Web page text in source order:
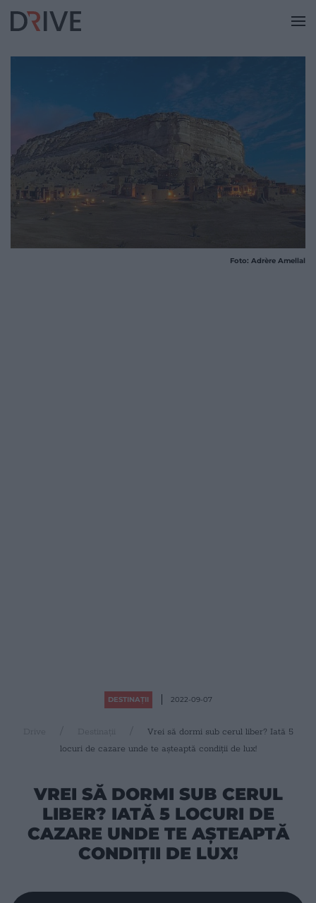
Foto: Adrère Amellal
DESTINAȚII 2022-09-07
Drive
Vrei să dormi sub cerul liber? Iată 5
locuri de cazare unde te așteaptă condiții de lux!
VREI SĂ DORMI SUB CERUL
LIBER? IATĂ 5 LOCURI DE
CAZARE UNDE TE AȘTEAPTĂ
CONDIȚII DE LUX!